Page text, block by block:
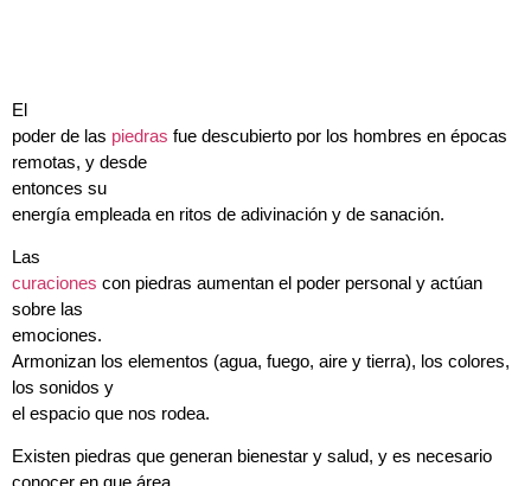
El
poder de las piedras fue descubierto por los hombres en épocas
remotas, y desde
entonces su
energía empleada en ritos de adivinación y de sanación.
Las
curaciones con piedras aumentan el poder personal y actúan
sobre las
emociones.
Armonizan los elementos (agua, fuego, aire y tierra), los colores,
los sonidos y
el espacio que nos rodea.
Existen piedras que generan bienestar y salud, y es necesario